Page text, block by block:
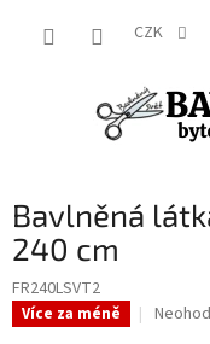
CZK
Bavlněná
240 cm
FR240LSVT2
Více za méně